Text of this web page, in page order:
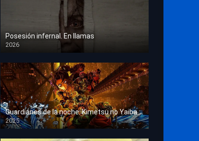
Posesión infernal. En llamas
2026
HD 1080p
Guardianes de la noche: Kimetsu no Yaiba La fortaleza infinita
2025
HD 1080p